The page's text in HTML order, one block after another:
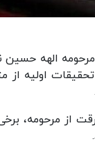
الهه
اولیه از
از مرحومه،